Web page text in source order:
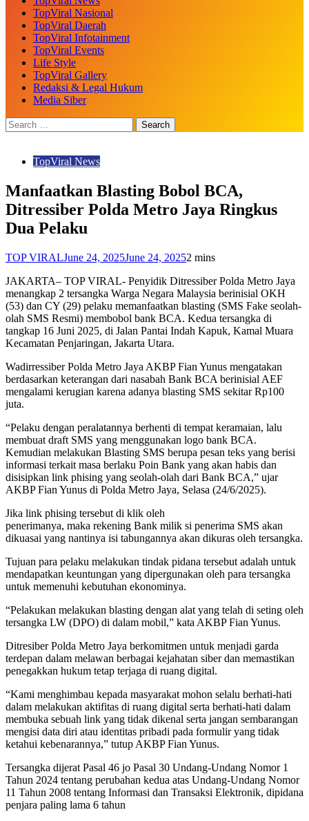
TopViral Nasional
TopViral Daerah
TopViral Infotainment
TopViral Events
Life Style
TopViral Gallery
Redaksi & Legal Hukum
Media Siber
TopViral News
Manfaatkan Blasting Bobol BCA,
Ditressiber Polda Metro Jaya Ringkus
Dua Pelaku
TOP VIRALJune 24, 2025June 24, 20252 mins
JAKARTA– TOP VIRAL- Penyidik Ditressiber Polda Metro Jaya
menangkap 2 tersangka Warga Negara Malaysia berinisial OKH
(53) dan CY (29) pelaku memanfaatkan blasting (SMS Fake seolah-
olah SMS Resmi) membobol bank BCA. Kedua tersangka di
tangkap 16 Juni 2025, di Jalan Pantai Indah Kapuk, Kamal Muara
Kecamatan Penjaringan, Jakarta Utara.
Wadirressiber Polda Metro Jaya AKBP Fian Yunus mengatakan
berdasarkan keterangan dari nasabah Bank BCA berinisial AEF
mengalami kerugian karena adanya blasting SMS sekitar Rp100
juta.
“Pelaku dengan peralatannya berhenti di tempat keramaian, lalu
membuat draft SMS yang menggunakan logo bank BCA.
Kemudian melakukan Blasting SMS berupa pesan teks yang berisi
informasi terkait masa berlaku Poin Bank yang akan habis dan
disisipkan link phising yang seolah-olah dari Bank BCA,” ujar
AKBP Fian Yunus di Polda Metro Jaya, Selasa (24/6/2025).
Jika link phising tersebut di klik oleh
penerimanya, maka rekening Bank milik si penerima SMS akan
dikuasai yang nantinya isi tabungannya akan dikuras oleh tersangka.
Tujuan para pelaku melakukan tindak pidana tersebut adalah untuk
mendapatkan keuntungan yang dipergunakan oleh para tersangka
untuk memenuhi kebutuhan ekonominya.
“Pelakukan melakukan blasting dengan alat yang telah di seting oleh
tersangka LW (DPO) di dalam mobil,” kata AKBP Fian Yunus.
Ditresiber Polda Metro Jaya berkomitmen untuk menjadi garda
terdepan dalam melawan berbagai kejahatan siber dan memastikan
penegakkan hukum tetap terjaga di ruang digital.
“Kami menghimbau kepada masyarakat mohon selalu berhati-hati
dalam melakukan aktifitas di ruang digital serta berhati-hati dalam
membuka sebuah link yang tidak dikenal serta jangan sembarangan
mengisi data diri atau identitas pribadi pada formulir yang tidak
ketahui kebenarannya,” tutup AKBP Fian Yunus.
Tersangka dijerat Pasal 46 jo Pasal 30 Undang-Undang Nomor 1
Tahun 2024 tentang perubahan kedua atas Undang-Undang Nomor
11 Tahun 2008 tentang Informasi dan Transaksi Elektronik, dipidana
penjara paling lama 6 tahun